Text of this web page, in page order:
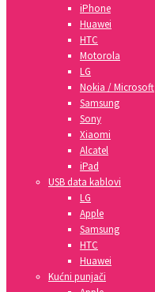
iPhone
Huawei
HTC
Motorola
LG
Nokia / Microsoft
Samsung
Sony
Xiaomi
Alcatel
iPad
USB data kablovi
LG
Apple
Samsung
HTC
Huawei
Kućni punjači